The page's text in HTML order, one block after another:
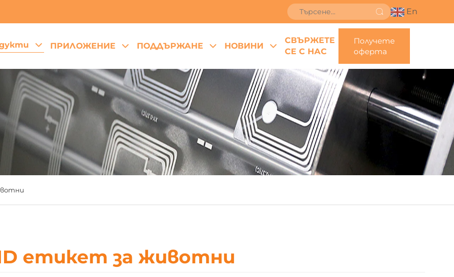
En
ПРИЛОЖЕНИЕ ПОДДЪРЖАНЕ НОВИНИ
СВЪРЖЕТЕ
СЕ С НАС
Получете
оферта
етикет за животни